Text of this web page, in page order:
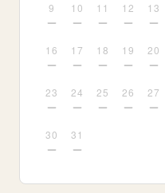
9 10 11 12 13
16 17 18 19 20
23 24 25 26 27
30 31